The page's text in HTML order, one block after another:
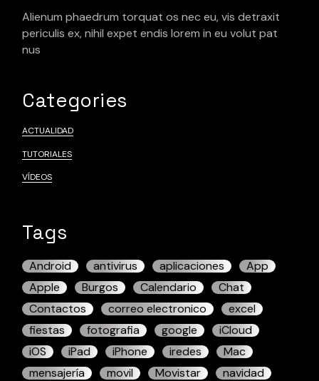
Alienum phaedrum torquat os nec eu, vis detraxit
periculis ex, nihil expet endis lorem in eu volut pat
nus
Categories
ACTUALIDAD
TUTORIALES
VÍDEOS
Tags
Android antivirus aplicaciones
App
Apple
Burgos Calendario
Chat
Contactos
correo electronico
excel
fiestas
fotografia google
iCloud
iOS
iPad iPhone iredes
Mac
mensajería
movil Movistar navidad